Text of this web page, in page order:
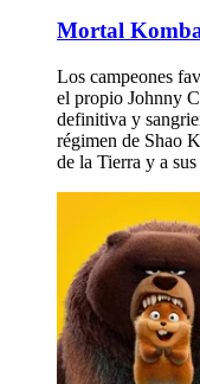
Mortal
Los campeones
el propio Johnny
definitiva y
régimen de Shao
de la Tierra y a sus